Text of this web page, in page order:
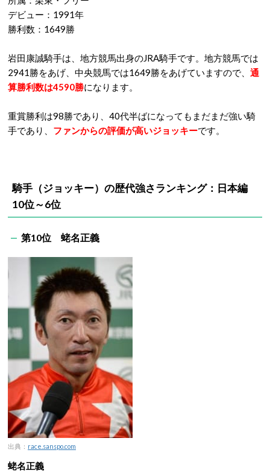
デビュー：1991年
勝利数：1649勝
岩田康誠騎手は、地方競馬出身のJRA騎手です。地方競馬では
2941勝をあげ、中央競馬では1649勝をあげていますので、 通
算勝利数は4590勝になります。
重賞勝利は98勝であり、40代半ばになってもまだまだ強い騎
手であり、 ファンからの評価が高いジョッキーです。
騎手（ジョッキー）の歴代強さランキング：日本編
10位～6位
第10位 蛯名正義
出典： race.sanspo.com
蛯名正義